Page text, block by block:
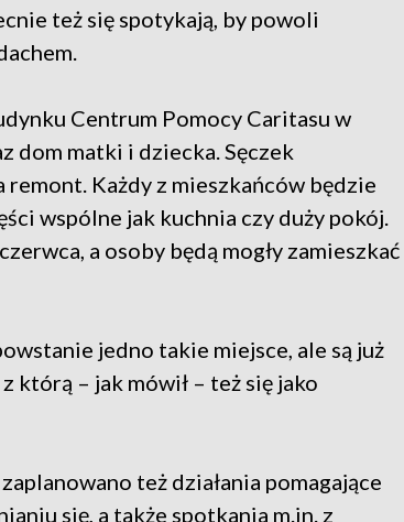
też się spotykają, by powoli
Centrum Pomocy Caritasu w
dom matki i dziecka. Sęczek
Każdy z mieszkańców będzie
wspólne jak kuchnia czy duży pokój.
a osoby będą mogły zamieszkać
jedno takie miejsce, ale są już
którą – jak mówił – też się jako
też działania pomagające
się, a także spotkania m.in. z